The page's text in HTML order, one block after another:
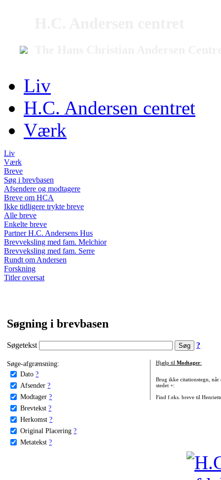
Liv
H.C. Andersen centret
Værk
Liv
Værk
Breve
Søg i brevbasen
Afsendere og modtagere
Breve om HCA
Ikke tidligere trykte breve
Alle breve
Enkelte breve
Partner H.C. Andersens Hus
Brevveksling med fam. Melchior
Brevveksling med fam. Serre
Rundt om Andersen
Forskning
Titler oversat
Søgning i brevbasen
Søgetekst ?
Søge-afgrænsning:
Dato ?
Afsender ?
Modtager ?
Brevtekst ?
Herkomst ?
Original Placering ?
Metatekst ?
Hjælp til Modtager:
Brug ikke citationstegn, når
stedet +:
Find f.eks. breve til